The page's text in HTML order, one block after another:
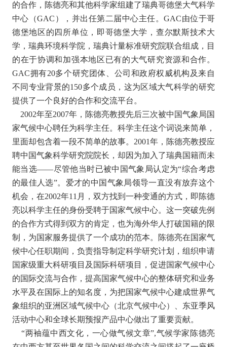
的合作，陈德亮和其他科学家组建了瑞典哥德堡大气科学
中心（GAC），并出任第二届中心主任。GAC由位于哥
德堡地区的四所单位，即哥德堡大学，查尔默斯技术大
学，瑞典环境科学院，瑞典计量标准研究院联合组成，目
的在于协调和加强本地区已有的大气研究资源和合作。
GAC拥有20多个研究团体、公司和政府权威机构及来自
不同专业背景的150多个成员，这为区域大气科学的研究
提供了一个良好的合作和交流平台。
2002年至2007年，陈德亮教授先后三次被中国气象局国
家气候中心聘任为科学主任。科学主任这个词说来简单，
里面却包含着一段不简单的故事。2001年，陈德亮教授应
聘中国气象科学研究院院长，却因为加入了瑞典国籍而未
能当选——尽管他当时已被中国气象局认定为“综合考虑
的最佳人选”。爱才的中国气象局领导一直没有放弃这个
机会，在2002年11月，双方找到一种变通的方式，即陈德
亮以科学主任的身份受聘于国家气候中心。这一突破先例
的合作方式得到双方的肯定，也为海外华人打破国籍的限
制，为国家服务提供了一个成功的范本。陈德亮在国家气
候中心任职期间，负责指导制定科学研究计划，组织申请
国家级重大科研项目及国际科研项目，促进国家气候中心
的国际交流与合作，提高国家气候中心的整体研究和业务
水平及在国际上的知名度，为把国家气候中心建成世界气
象组织的亚洲区域气候中心（北京气候中心）、东亚季风
活动中心和全球长期预报产品中心做出了重要贡献。
“两袖蕴中西文化，一心做气候文章”,气候学家陈德亮